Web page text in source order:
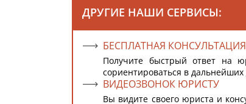
ДРУГИЕ НАШИ СЕРВИСЫ:
БЕСПЛАТНАЯ КОНСУЛЬТАЦИЯ
Получите быстрый ответ на
сориентироваться в дальнейших
ВИДЕОЗВОНОК ЮРИСТУ
Вы видите своего юриста и